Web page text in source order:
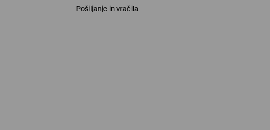
Pošiljanje in vračila